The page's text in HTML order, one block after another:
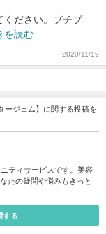
ください。プチプ
を読む
2020/11/19
ージェム】に関する投稿を
ティサービスです。美容
たの疑問や悩みもきっと
する